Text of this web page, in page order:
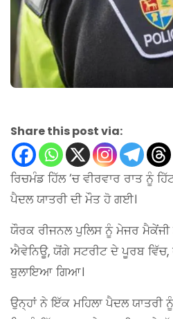
Share this post via:
ਰਿਚਮੰਡ ਹਿੱਲ ‘ਚ ਵੀਰਵਾਰ ਰਾਤ ਨੂੰ
ਪੈਦਲ ਯਾਤਰੀ ਦੀ ਮੌਤ ਹੋ ਗਈ।
ਯੌਰਕ ਰੀਜਨਲ ਪੁਲਿਸ ਨੂੰ ਮੇਜਰ
ਐਵੇਨਿਊ, ਯੋਂਗੇ ਸਟਰੀਟ ਦੇ ਪੂਰਬ ਵਿੱਚ,
ਬੁਲਾਇਆ ਗਿਆ।
ਉਨ੍ਹਾਂ ਨੇ ਇੱਕ ਮਹਿਲਾ ਪੈਦਲ ਯਾਤਰੀ